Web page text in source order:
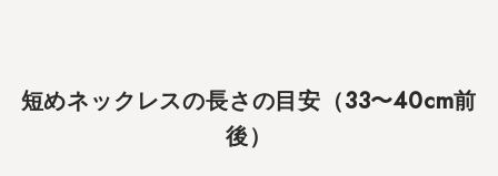
ス
短めネックレスの長さの目安（33〜40cm前
後）